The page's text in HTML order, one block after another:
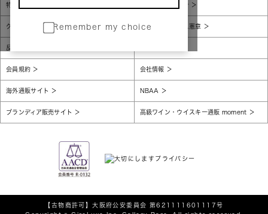
Remember my choice
特定商取引法に基づく表示 個人情報保護方針
グローバルプライバシーポリシー コンプライアンス憲章
反社会的勢力に対する基本方針
会員規約 会社情報
海外通販サイト NBAA
ブランディア販売サイト 高級ワイン・ウイスキー通販 moment
【古物商許可】大阪府公安委員会 第621111601117号